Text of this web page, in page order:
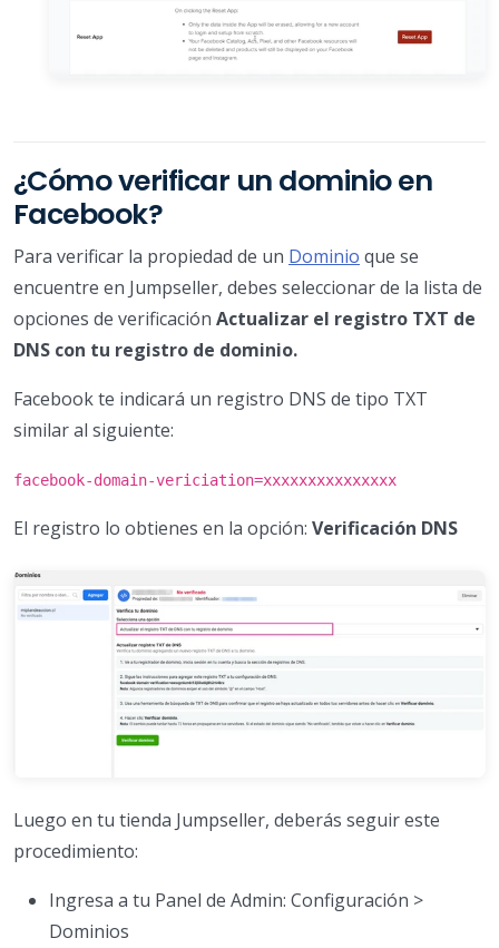
¿Cómo verificar un dominio en
Facebook?
Para verificar la propiedad de un Dominio que se
encuentre en Jumpseller, debes seleccionar de la lista de
opciones de verificación Actualizar el registro TXT de
DNS con tu registro de dominio.
Facebook te indicará un registro DNS de tipo TXT
similar al siguiente:
facebook-domain-vericiation=xxxxxxxxxxxxxxx
El registro lo obtienes en la opción: Verificación DNS
Luego en tu tienda Jumpseller, deberás seguir este
procedimiento:
Ingresa a tu Panel de Admin: Configuración >
Dominios